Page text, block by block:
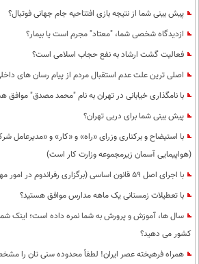
پیش بینی شما از نتیجه بازی افتتاحیه جام جهانی فوتبال؟
ازدیدگاه شخصی شما، "معتاد" مجرم است یا بیمار؟
فعالیت گشت ارشاد به نفع حجاب اسلامی است؟
اصلی ترین علت عدم استقبال مردم از پیام رسان های
با نامگذاری خیابانی در تهران به نام "محمد مصدق" موافق
پیش بینی شما برای دربی تهران؟
با استیضاح و برکناری وزرای «راه» و «کار» و «مدیرعامل
(هواپیمایی آسمان زیرمجموعه وزارت کار است)
با اجرای اصل 59 قانون اساسی (برگزاری رفراندوم در امور مهم کشور) موافق هستید؟
با تعطیلات زمستانی یک ماهه مدارس موافق هستید؟
سال ها، آموزش و پرورش به شما نمره داده است؛ اینک
کشور می دهید؟
همراه فرهیخته عصر ایران! لطفاً محدوده سنی تان را